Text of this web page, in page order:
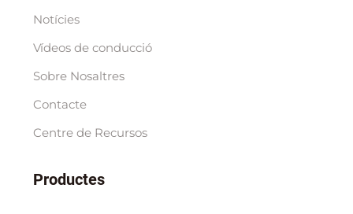
Notícies
Vídeos de conducció
Sobre Nosaltres
Contacte
Centre de Recursos
Productes